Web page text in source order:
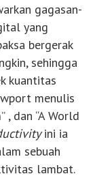
gagasan-
yang
bergerak
sehingga
kuantitas
menulis
dan “A World
ini ia
sebuah
lambat.